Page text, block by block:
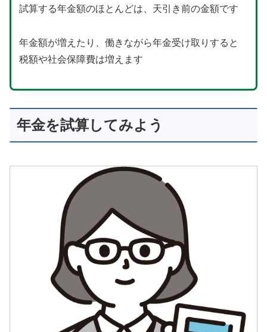
試算する年金額のほとんどは、天引き前の金額です
年金額が増えたり、働きながら年金受け取りすると
税額や社会保障費は増えます
年金を試算してみよう